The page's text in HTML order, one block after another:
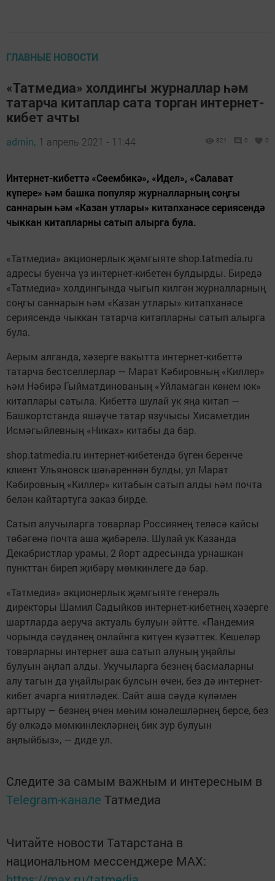
ГЛАВНЫЕ НОВОСТИ
«Татмедиа» холдингы журналлар һәм
татарча китаплар сата торган интернет-
кибет ачты
admin, 1 апрель 2021 - 11:44 821 0 0
Интернет-кибеттә «Сөембикә», «Идел», «Салават
күпере» һәм башка популяр журналларның соңгы
саннарын һәм «Казан утлары» китапханәсе сериясендә
чыккан китапларны сатып алырга була.
«Татмедиа» акционерлык җәмгыяте shop.tatmedia.ru
адресы буенча үз интернет-кибетен булдырды. Биредә
«Татмедиа» холдингында чыгып килгән журналларның
соңгы саннарын һәм «Казан утлары» китапханәсе
сериясендә чыккан татарча китапларны сатып алырга
була.
Аерым алганда, хәзерге вакытта интернет-кибеттә
татарча бестселлерлар — Марат Кәбировның «Киллер»
һәм Нәбирә Гыйматдинованың «Уйламаган көнем юк»
китаплары сатыла. Кибеттә шулай ук яңа китап —
Башкортстанда яшәүче татар язучысы Хисаметдин
Исмәгыйлевның «Никах» китабы да бар.
shop.tatmedia.ru интернет-кибетендә бүген беренче
клиент Ульяновск шәһәреннән булды, ул Марат
Кәбировның «Киллер» китабын сатып алды һәм почта
белән кайтартуга заказ бирде.
Сатып алучыларга товарлар Россиянең теләсә кайсы
төбәгенә почта аша җибәрелә. Шулай ук Казанда
Декабристлар урамы, 2 йорт адресында урнашкан
пункттан биреп җибәрү мөмкинлеге дә бар.
«Татмедиа» акционерлык җәмгыяте генераль
директоры Шамил Садыйков интернет-кибетнең хәзерге
шартларда аеруча актуаль булуын әйтте. «Пандемия
чорында сәүдәнең онлайнга китүен күзәттек. Кешеләр
товарларны интернет аша сатып алуның уңайлы
булуын аңлап алды. Укучыларга безнең басмаларны
алу тагын да уңайлырак булсын өчен, без дә интернет-
кибет ачарга ниятләдек. Сайт аша сәүдә күләмен
арттыру — безнең өчен мөһим юнәлешләрнең берсе, без
бу өлкәдә мөмкинлекләрнең бик зур булуын
аңлыйбыз», — диде ул.
Следите за самым важным и интересным в
Telegram-канале Татмедиа
Читайте новости Татарстана в
национальном мессенджере MАХ: